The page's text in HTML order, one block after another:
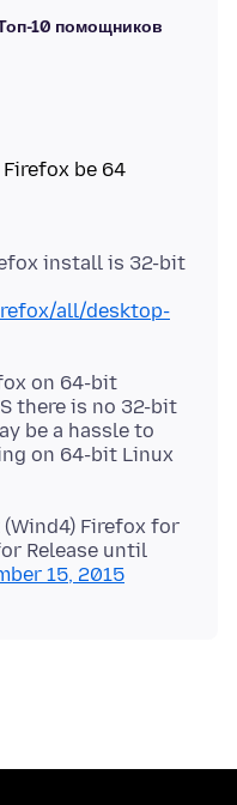
10 помощников
be 64
install is 32-bit
all/desktop-
on 64-bit
there is no 32-bit
be a hassle to
on 64-bit Linux
Firefox for
Release until
15, 2015